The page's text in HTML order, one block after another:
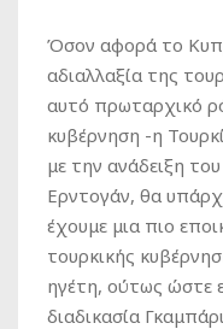
Όσον αφορά το
αδιαλλαξία της
αυτό πρωταρχικό
κυβέρνηση -η
με την ανάδειξη
Ερντογάν, θα
έχουμε μια πιο
τουρκικής
ηγέτη, ούτως ώστε
διαδικασία